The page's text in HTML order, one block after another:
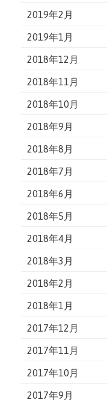
2019年2月
2019年1月
2018年12月
2018年11月
2018年10月
2018年9月
2018年8月
2018年7月
2018年6月
2018年5月
2018年4月
2018年3月
2018年2月
2018年1月
2017年12月
2017年11月
2017年10月
2017年9月